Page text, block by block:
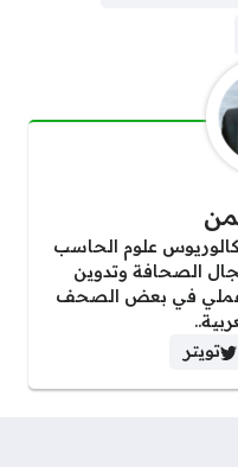
علوم الحاسب
الصحافة وتدوين
عام 2012 بجانب عملي في بعض الصحف
تويتر